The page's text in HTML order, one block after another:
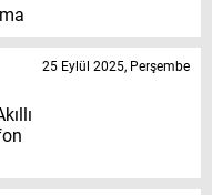
25 Eylül 2025, Perşembe